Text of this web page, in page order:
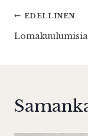
selaus
EDELLINEN
Lomakuulumisia